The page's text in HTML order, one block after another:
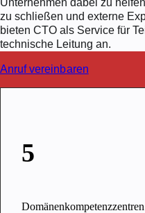
zu schließen und externe
bieten CTO als Service für
technische Leitung an.
Anruf vereinbaren
5
Domänenkompetenzzentren